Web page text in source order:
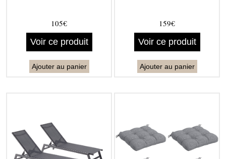
105€
Voir ce produit
Ajouter au panier
159€
Voir ce produit
Ajouter au panier